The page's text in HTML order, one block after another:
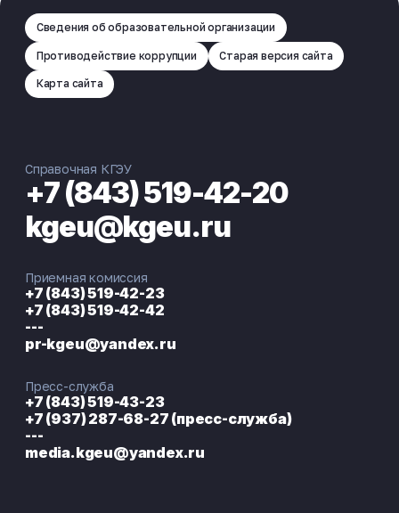
Сведения об образовательной организации
Противодействие коррупции Старая версия сайта
Карта сайта
Справочная КГЭУ
+7 (843) 519-42-20
kgeu@kgeu.ru
Приемная комиссия
+7 (843) 519-42-23
+7 (843) 519-42-42
---
pr-kgeu@yandex.ru
Пресс-служба
+7 (843) 519-43-23
+7 (937) 287-68-27 (пресс-служба)
---
media.kgeu@yandex.ru